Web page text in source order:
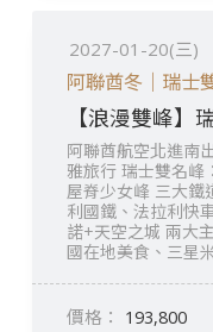
2027-01-20(三)
阿聯酋冬｜瑞士
【浪漫雙峰】
阿聯酋航空北進南
雅旅行 瑞士雙名峰
屋脊少女峰 三大鐵
利國鐵、法拉利快
諾+天空之城 兩大
國在地美食、三星
193,800